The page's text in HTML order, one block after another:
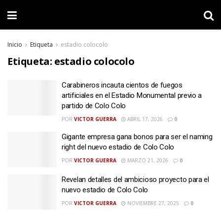
Inicio Etiqueta estadio colocolo
Etiqueta: estadio colocolo
Carabineros incauta cientos de fuegos
artificiales en el Estadio Monumental previo a
partido de Colo Colo
POR VICTOR GUERRA ABRIL 17, 2026 0
Gigante empresa gana bonos para ser el naming
right del nuevo estadio de Colo Colo
POR VICTOR GUERRA MARZO 21, 2026 0
Revelan detalles del ambicioso proyecto para el
nuevo estadio de Colo Colo
POR VICTOR GUERRA NOVIEMBRE 27, 2025 0